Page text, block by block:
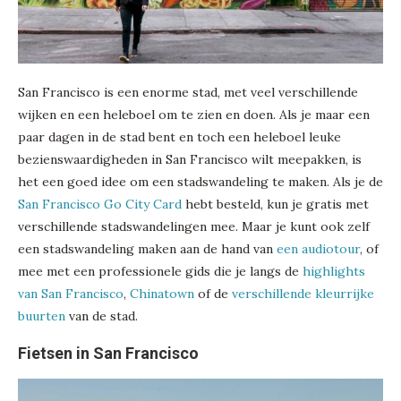
San Francisco is een enorme stad, met veel verschillende
wijken en een heleboel om te zien en doen. Als je maar een
paar dagen in de stad bent en toch een heleboel leuke
bezienswaardigheden in San Francisco wilt meepakken, is
het een goed idee om een stadswandeling te maken. Als je de
San Francisco Go City Card hebt besteld, kun je gratis met
verschillende stadswandelingen mee. Maar je kunt ook zelf
een stadswandeling maken aan de hand van een audiotour, of
mee met een professionele gids die je langs de highlights
van San Francisco, Chinatown of de verschillende kleurrijke
buurten van de stad.
Fietsen in San Francisco